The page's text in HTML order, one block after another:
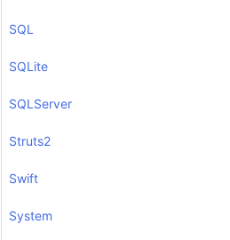
SQL
SQLite
SQLServer
Struts2
Swift
System